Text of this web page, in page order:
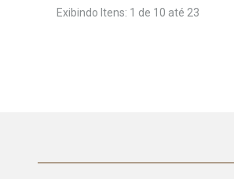
Exibindo Itens: 1 de 10 até 23